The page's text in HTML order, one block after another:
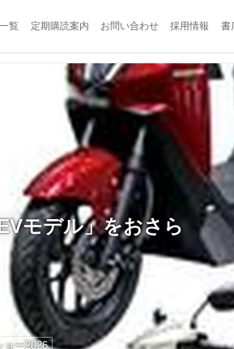
覧 定期購読案内 お問い合わせ 採用情報 書
モデル」をおさら
ョー2026